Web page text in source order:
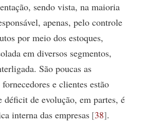
sendo vista, na maioria
apenas, pelo controle
por meio dos estoques,
em diversos segmentos,
São poucas as
e clientes estão
déficit de evolução, em partes, é
interna das empresas 38 .